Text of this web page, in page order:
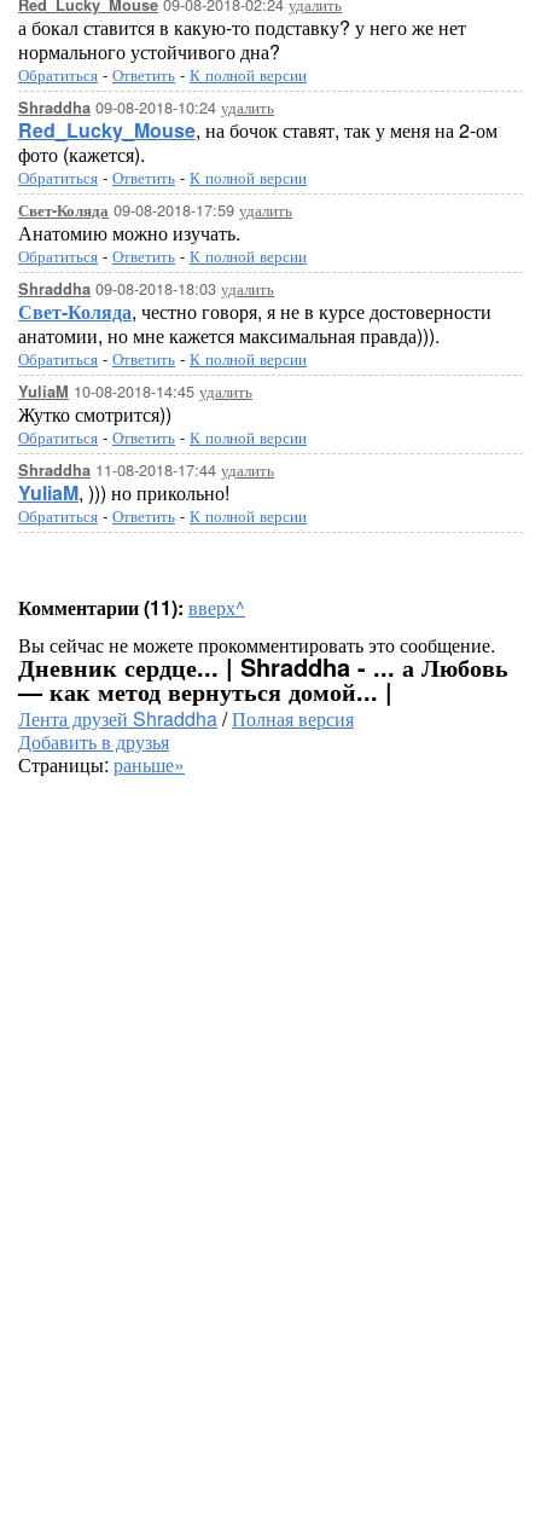
Red_Lucky_Mouse
а бокал ставится в какую-то подставку? у него же нет
нормального устойчивого дна?
Обратиться - Ответить - К полной версии
Shraddha 09-08-2018-10:24 удалить
Red_Lucky_Mouse, на бочок ставят, так у меня на 2-ом
фото (кажется).
Обратиться - Ответить - К полной версии
Свет-Коляда 09-08-2018-17:59 удалить
Анатомию можно изучать.
Обратиться - Ответить - К полной версии
Shraddha 09-08-2018-18:03 удалить
Свет-Коляда, честно говоря, я не в курсе достоверности
анатомии, но мне кажется максимальная правда))).
Обратиться - Ответить - К полной версии
YuliaM 10-08-2018-14:45 удалить
Жутко смотрится))
Обратиться - Ответить - К полной версии
Shraddha 11-08-2018-17:44 удалить
YuliaM, ))) но прикольно!
Обратиться - Ответить - К полной версии
Комментарии (11): вверх^
Вы сейчас не можете прокомментировать это сообщение.
Дневник сердце... | Shraddha - ... а Любовь
— как метод вернуться домой... |
Лента друзей Shraddha/Полная версия
Добавить в друзья
Страницы: раньше»